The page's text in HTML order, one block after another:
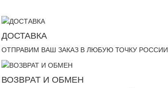
ДОСТАВКА
ОТПРАВИМ ВАШ ЗАКАЗ В ЛЮБУЮ ТОЧКУ РОССИИ
ВОЗВРАТ И ОБМЕН